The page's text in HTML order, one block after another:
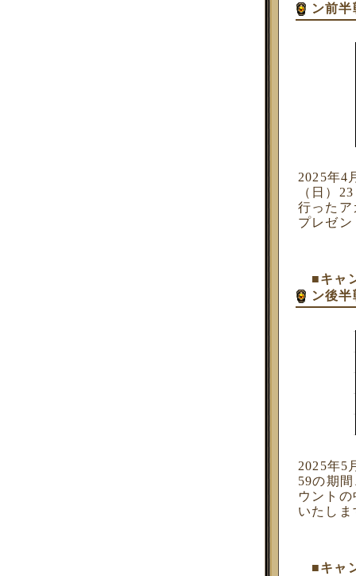
ン前
2025年4
（日）
行った
プレゼ
■キャ
ン後
2025年5
59の期
ウント
いたしま
■キャ